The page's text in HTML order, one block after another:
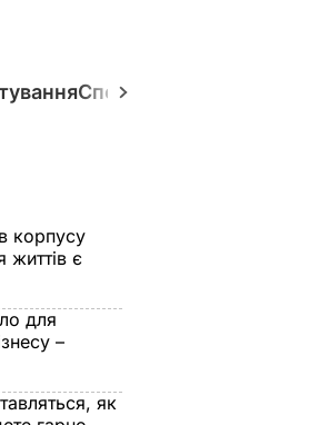
Спецпроєкти
корпусу
життів є
для
–
як